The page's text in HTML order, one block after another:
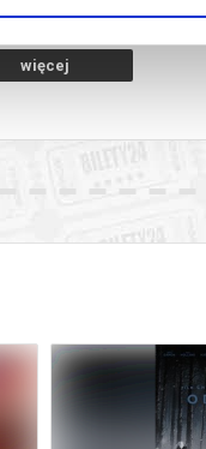
więcej